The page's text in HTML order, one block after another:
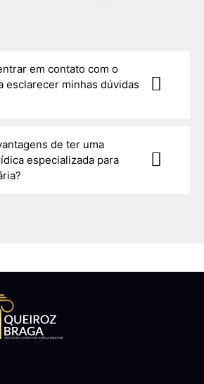
em contato com o
esclarecer minhas dúvidas
de ter uma
especializada para